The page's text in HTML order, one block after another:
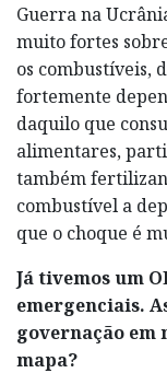
Guerra na
muito fortes
os combustíveis,
fortemente
daquilo que
alimentares,
também
combustível a
que o choque é
Já tivemos um
emergenciais.
governação em
mapa?